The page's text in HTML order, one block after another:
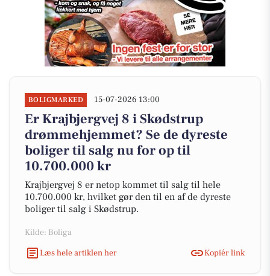
BOLIGMARKED 15-07-2026 13:00
Er Krajbjergvej 8 i Skødstrup
drømmehjemmet? Se de dyreste
boliger til salg nu for op til
10.700.000 kr
Krajbjergvej 8 er netop kommet til salg til hele
10.700.000 kr, hvilket gør den til en af de dyreste
boliger til salg i Skødstrup.
Kilde: Boliga
Læs hele artiklen her
Kopiér link